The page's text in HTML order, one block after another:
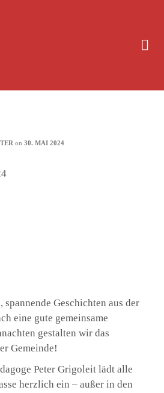
on 30. MAI 2024
spannende Geschichten aus der
eine gute gemeinsame
gestalten wir das
Gemeinde!
Peter Grigoleit lädt alle
herzlich ein – außer in den